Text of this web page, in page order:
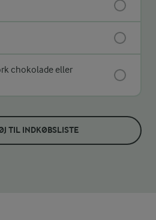
chokolade eller
TIL INDKØBSLISTE